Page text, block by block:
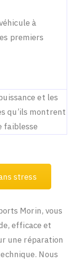
à
premiers
et les
qu’ils montrent
faiblesse
nsstress
Morin, vous
efficace et
une réparation
Nous